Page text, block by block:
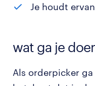
Je houdt
wat ga je
Als orderpicker